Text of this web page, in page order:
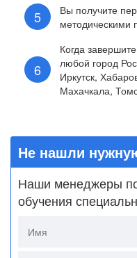
Вы получите
методическими
Когда
любой город
Иркутск,
Махачкала,
Не нашли
Наши менеджеры
обучения